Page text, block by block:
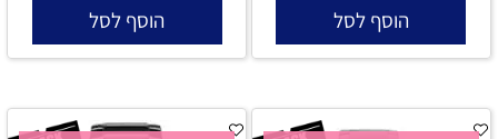
הוסף לסל הוסף לסל